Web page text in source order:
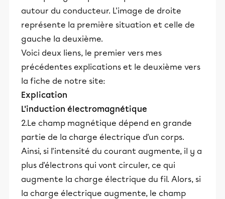
autour du conducteur. L'image de droite
représente la première situation et celle de
gauche la deuxième.
Voici deux liens, le premier vers mes
précédentes explications et le deuxième vers
la fiche de notre site:
Explication
L'induction électromagnétique
2.Le champ magnétique dépend en grande
partie de la charge électrique d'un corps.
Ainsi, si l'intensité du courant augmente, il y a
plus d'électrons qui vont circuler, ce qui
augmente la charge électrique du fil. Alors, si
la charge électrique augmente, le champ